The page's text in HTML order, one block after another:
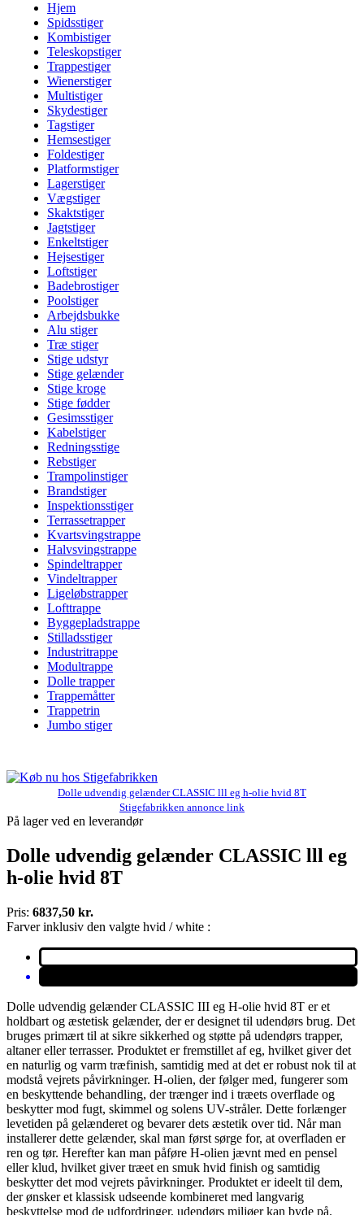
Hjem
Spidsstiger
Kombistiger
Teleskopstiger
Trappestiger
Wienerstiger
Multistiger
Skydestiger
Tagstiger
Hemsestiger
Foldestiger
Platformstiger
Lagerstiger
Vægstiger
Skaktstiger
Jagtstiger
Enkeltstiger
Hejsestiger
Loftstiger
Badebrostiger
Poolstiger
Arbejdsbukke
Alu stiger
Træ stiger
Stige udstyr
Stige gelænder
Stige kroge
Stige fødder
Gesimsstiger
Kabelstiger
Redningsstige
Rebstiger
Trampolinstiger
Brandstiger
Inspektionsstiger
Terrassetrapper
Kvartsvingstrappe
Halvsvingstrappe
Spindeltrapper
Vindeltrapper
Ligeløbstrapper
Lofttrappe
Byggepladstrappe
Stilladsstiger
Industritrappe
Modultrappe
Dolle trapper
Trappemåtter
Trappetrin
Jumbo stiger
Dolle udvendig gelænder CLASSIC lll eg h-olie hvid 8T
Stigefabrikken annonce link
På lager ved en leverandør
Dolle udvendig gelænder CLASSIC lll eg
h-olie hvid 8T
Pris: 6837,50 kr.
Farver inklusiv den valgte hvid / white :
Dolle udvendig gelænder CLASSIC III eg H-olie hvid 8T er et
holdbart og æstetisk gelænder, der er designet til udendørs brug. Det
bruges primært til at sikre sikkerhed og støtte på udendørs trapper,
altaner eller terrasser. Produktet er fremstillet af eg, hvilket giver det
en naturlig og varm træfinish, samtidig med at det er robust nok til at
modstå vejrets påvirkninger. H-olien, der følger med, fungerer som
en beskyttende behandling, der trænger ind i træets overflade og
beskytter mod fugt, skimmel og solens UV-stråler. Dette forlænger
levetiden på gelænderet og bevarer dets æstetik over tid. Når man
installerer dette gelænder, skal man først sørge for, at overfladen er
ren og tør. Herefter kan man påføre H-olien jævnt med en pensel
eller klud, hvilket giver træet en smuk hvid finish og samtidig
beskytter det mod vejrets påvirkninger. Produktet er ideelt til dem,
der ønsker et klassisk udseende kombineret med langvarig
beskyttelse mod de udfordringer, udendørs miljøer kan byde på.